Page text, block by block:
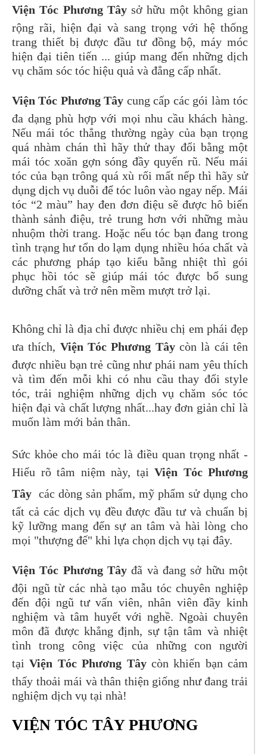
Viện Tóc Phương Tây sở hữu một không gian
rộng rãi, hiện đại và sang trọng với hệ thống
trang thiết bị được đầu tư đồng bộ, máy móc
hiện đại tiên tiến ... giúp mang đến những dịch
vụ chăm sóc tóc hiệu quả và đẳng cấp nhất.
Viện Tóc Phương Tây cung cấp các gói làm tóc
đa dạng phù hợp với mọi nhu cầu khách hàng.
Nếu mái tóc thẳng thường ngày của bạn trọng
quá nhàm chán thì hãy thử thay đổi bằng một
mái tóc xoăn gợn sóng đầy quyến rũ. Nếu mái
tóc của bạn trông quá xù rối mất nếp thì hãy sử
dụng dịch vụ duỗi để tóc luôn vào ngay nếp. Mái
tóc “2 màu” hay đen đơn điệu sẽ được hô biến
thành sảnh điệu, trẻ trung hơn với những màu
nhuộm thời trang. Hoặc nếu tóc bạn đang trong
tình trạng hư tổn do lạm dụng nhiều hóa chất và
các phương pháp tạo kiểu bằng nhiệt thì gói
phục hồi tóc sẽ giúp mái tóc được bổ sung
dưỡng chất và trở nên mềm mượt trở lại.
Không chỉ là địa chỉ được nhiều chị em phái đẹp
ưa thích, Viện Tóc Phương Tâycòn là cái tên
được nhiều bạn trẻ cũng như phái nam yêu thích
và tìm đến mỗi khi có nhu cầu thay đổi style
tóc, trải nghiệm những dịch vụ chăm sóc tóc
hiện đại và chất lượng nhất...hay đơn giản chỉ là
muốn làm mới bản thân.
Sức khỏe cho mái tóc là điều quan trọng nhất -
Hiểu rõ tâm niệm này, tại Viện Tóc Phương
Tây các dòng sản phẩm, mỹ phẩm sử dụng cho
tất cả các dịch vụ đều được đầu tư và chuẩn bị
kỹ lưỡng mang đến sự an tâm và hài lòng cho
mọi "thượng đế" khi lựa chọn dịch vụ tại đây.
Viện Tóc Phương Tâyđã và đang sở hữu một
đội ngũ từ các nhà tạo mẫu tóc chuyên nghiệp
đến đội ngũ tư vấn viên, nhân viên đầy kinh
nghiệm và tâm huyết với nghề. Ngoài chuyên
môn đã được khẳng định, sự tận tâm và nhiệt
tình trong công việc của những con người
tạiViện Tóc Phương Tây còn khiến bạn cảm
thấy thoải mái và thân thiện giống như đang trải
nghiệm dịch vụ tại nhà!
VIỆN TÓC TÂY PHƯƠNG